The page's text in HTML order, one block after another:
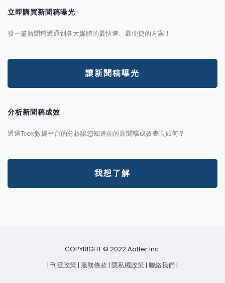
立即購買新聞稿曝光
發一篇新聞稿透通到各大媒體的最快速、最便捷的方案！
讓新聞稿曝光
分析新聞稿成效
透過Trek數據平台的分析讓您知道你的新聞稿成效表現如何？
我想了解
COPYRIGHT © 2022 Aotter Inc.
| 刊登政策 | 服務條款 | 隱私權政策 | 聯絡我們 |